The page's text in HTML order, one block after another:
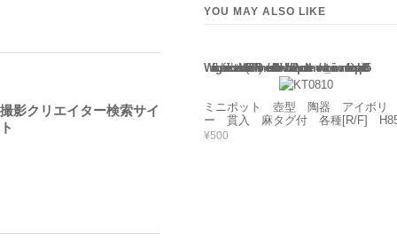
YOU MAY ALSO LIKE
Warning: Use of undefined constant rand - assumed 'rand' (this will throw an Error in a future version of PHP) in/home/users/2/barbie/web/barbie2/wp-content/themes/welcart_minimum/functions.php135
ミニポット 壺型 陶器 アイボリ
ー 貫入 麻タグ付 各種[R/F]
¥500
撮影クリエイター検索サイ
ト